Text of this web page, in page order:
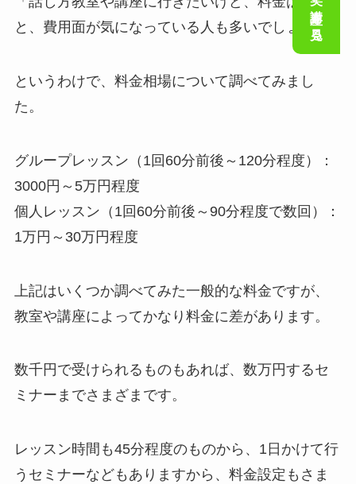
と、費用面が気になっている人も多いでしょう。
というわけで、料金相場について調べてみまし
た。
グループレッスン（1回60分前後～120分程度）：
3000円～5万円程度
個人レッスン（1回60分前後～90分程度で数回）：
1万円～30万円程度
上記はいくつか調べてみた一般的な料金ですが、
教室や講座によってかなり料金に差があります。
数千円で受けられるものもあれば、数万円するセ
ミナーまでさまざまです。
レッスン時間も45分程度のものから、1日かけて行
うセミナーなどもありますから、料金設定もさま